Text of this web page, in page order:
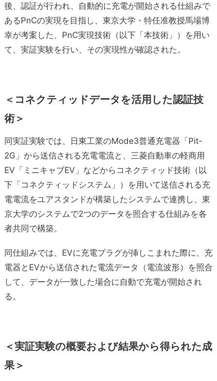
後、認証が行われ、自動的に充電が開始される仕組みで
あるPnCの実現を目指し、東京大学・特任准教授馬場博
幸が考案した、PnC実現技術（以下「本技術」）を用い
て、実証実験を行い、その実現性が確認された。
＜コネクティッドデータを活用した認証技
術＞
同実証実験では、日東工業のMode3普通充電器「Pit-
2G」から送信される充電電流と、三菱自動車の軽商用
EV「ミニキャブEV」などからコネクティッド技術（以
下「コネクティッドシステム」）を用いて送信される充
電電流をユアスタンドが構築したシステムで連携し、東
京大学のシステムで2つのデータを照合する仕組みを各
者共同で構築。
同仕組みでは、EVに充電プラグが挿しこまれた際に、充
電器とEVから送信された電流データ（電流波形）を照合
して、データが一致した場合に自動で充電が開始され
る。
＜実証実験の概要および結果から得られた成
果＞